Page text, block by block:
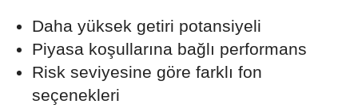
Daha yüksek getiri potansiyeli
Piyasa koşullarına bağlı performans
Risk seviyesine göre farklı fon
seçenekleri